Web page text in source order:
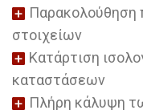
Παρακολούθηση
στοιχείων
Κατάρτιση
καταστάσεων
Πλήρη κάλυψη